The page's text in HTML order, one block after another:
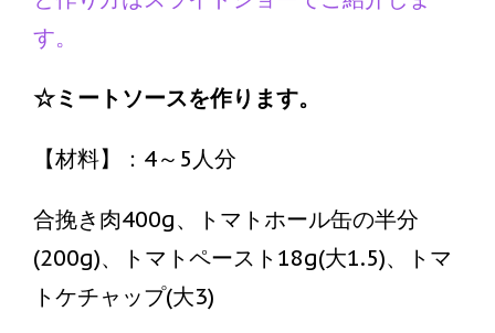
す。
☆ミートソースを作ります。
【材料】：4～5人分
合挽き肉400g、トマトホール缶の半分
(200g)、トマトペースト18g(大1.5)、トマ
トケチャップ(大3)